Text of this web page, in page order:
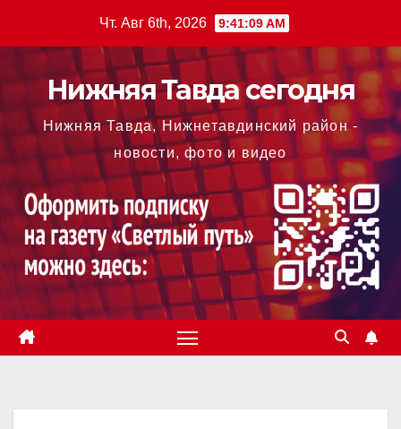
содержимому
Чт. Авг 6th, 2026 9:41:10 AM
Нижняя Тавда сегодня
Нижняя Тавда, Нижнетавдинский район -
новости, фото и видео